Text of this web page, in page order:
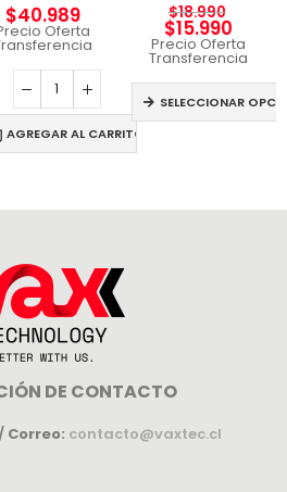
$40.989
Oferta
AGREGAR AL CARRITO
$18.990
$15.990
Precio Oferta
Transferencia
SELECCIONAR
DE CONTACTO
/ Correo: contacto@vaxtec.cl